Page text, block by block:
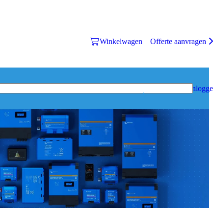
Winkelwagen Offerte aanvragen